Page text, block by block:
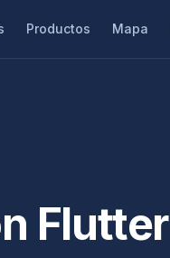
Productos Mapa
Flutter